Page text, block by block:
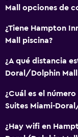
TV de pantalla
Sala de estar/TV
TV
Lavandería
Lavandería
Servicios de
Plancha y tabla de
Mall opciones de
¿Tiene Hampton
Mall piscina?
¿A qué distancia
Doral/Dolphin
¿Cuál es el
Suites Miami-
¿Hay wifi en